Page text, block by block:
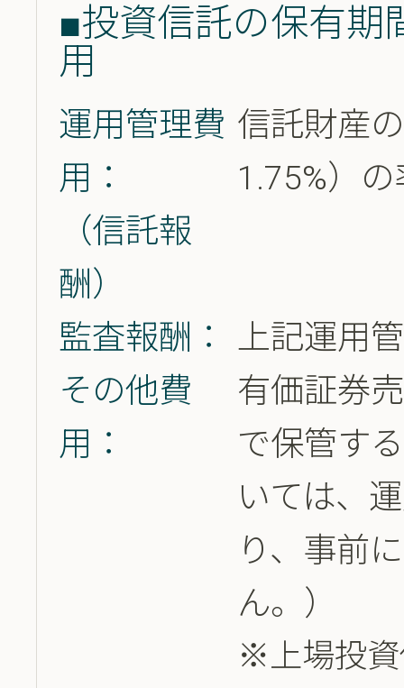
■投資信託の保有期
用
運用管理費
用：
（信託報
酬）
信託財産
1.75%）
監査報酬：
上記運用
その他費
用：
有価証券
で保管す
いては、
り、事前
ん。）
※上場投資